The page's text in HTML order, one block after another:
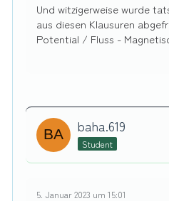
Und witzigerweise wurde
aus diesen Klausuren
Potential / Fluss -
baha.619
Student
5. Januar 2023 um 15:01